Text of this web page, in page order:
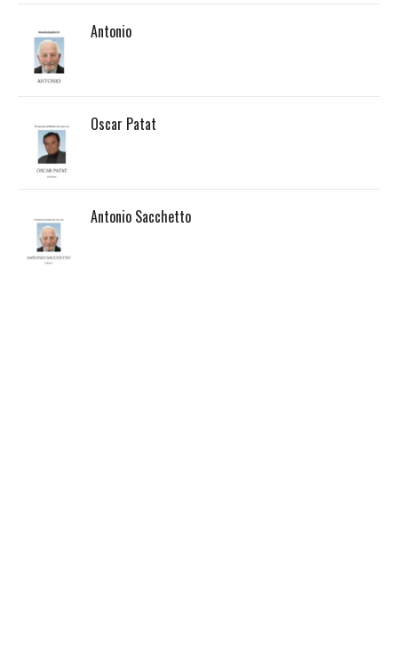
Antonio
Oscar Patat
Antonio Sacchetto